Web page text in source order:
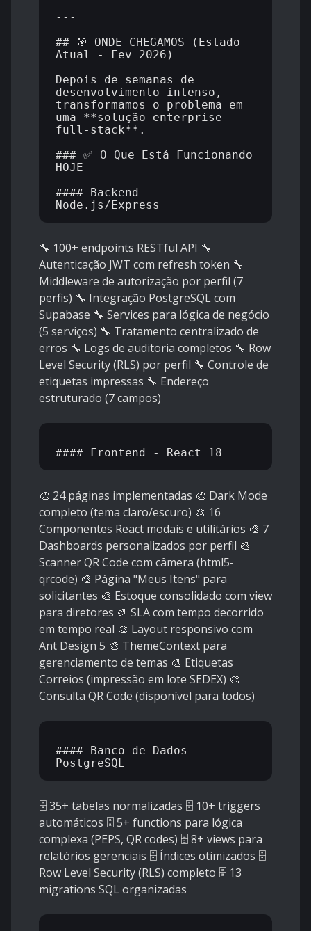
---
## 🎯 ONDE CHEGAMOS (Estado
Atual - Fev 2026)
Depois de semanas de
desenvolvimento intenso,
transformamos o problema em
uma **solução enterprise
full-stack**.
### ✅ O Que Está Funcionando
HOJE
#### Backend -
🔧 100+ endpoints RESTful API 🔧
Autenticação JWT com refresh token 🔧
Middleware de autorização por perfil (7
perfis) 🔧 Integração PostgreSQL com
Supabase 🔧 Services para lógica de negócio
(5 serviços) 🔧 Tratamento centralizado de
erros 🔧 Logs de auditoria completos 🔧 Row
Level Security (RLS) por perfil 🔧 Controle de
etiquetas impressas 🔧 Endereço
estruturado (7 campos)
🎨 24 páginas implementadas 🎨 Dark Mode
completo (tema claro/escuro) 🎨 16
Componentes React modais e utilitários 🎨 7
Dashboards personalizados por perfil 🎨
Scanner QR Code com câmera (html5-
qrcode) 🎨 Página "Meus Itens" para
solicitantes 🎨 Estoque consolidado com view
para diretores 🎨 SLA com tempo decorrido
em tempo real 🎨 Layout responsivo com
Ant Design 5 🎨 ThemeContext para
gerenciamento de temas 🎨 Etiquetas
Correios (impressão em lote SEDEX) 🎨
Consulta QR Code (disponível para todos)
#### Banco de Dados -
🗄️ 35+ tabelas normalizadas 🗄️ 10+ triggers
automáticos 🗄️ 5+ functions para lógica
complexa (PEPS, QR codes) 🗄️ 8+ views para
relatórios gerenciais 🗄️ Índices otimizados 🗄️
Row Level Security (RLS) completo 🗄️ 13
migrations SQL organizadas